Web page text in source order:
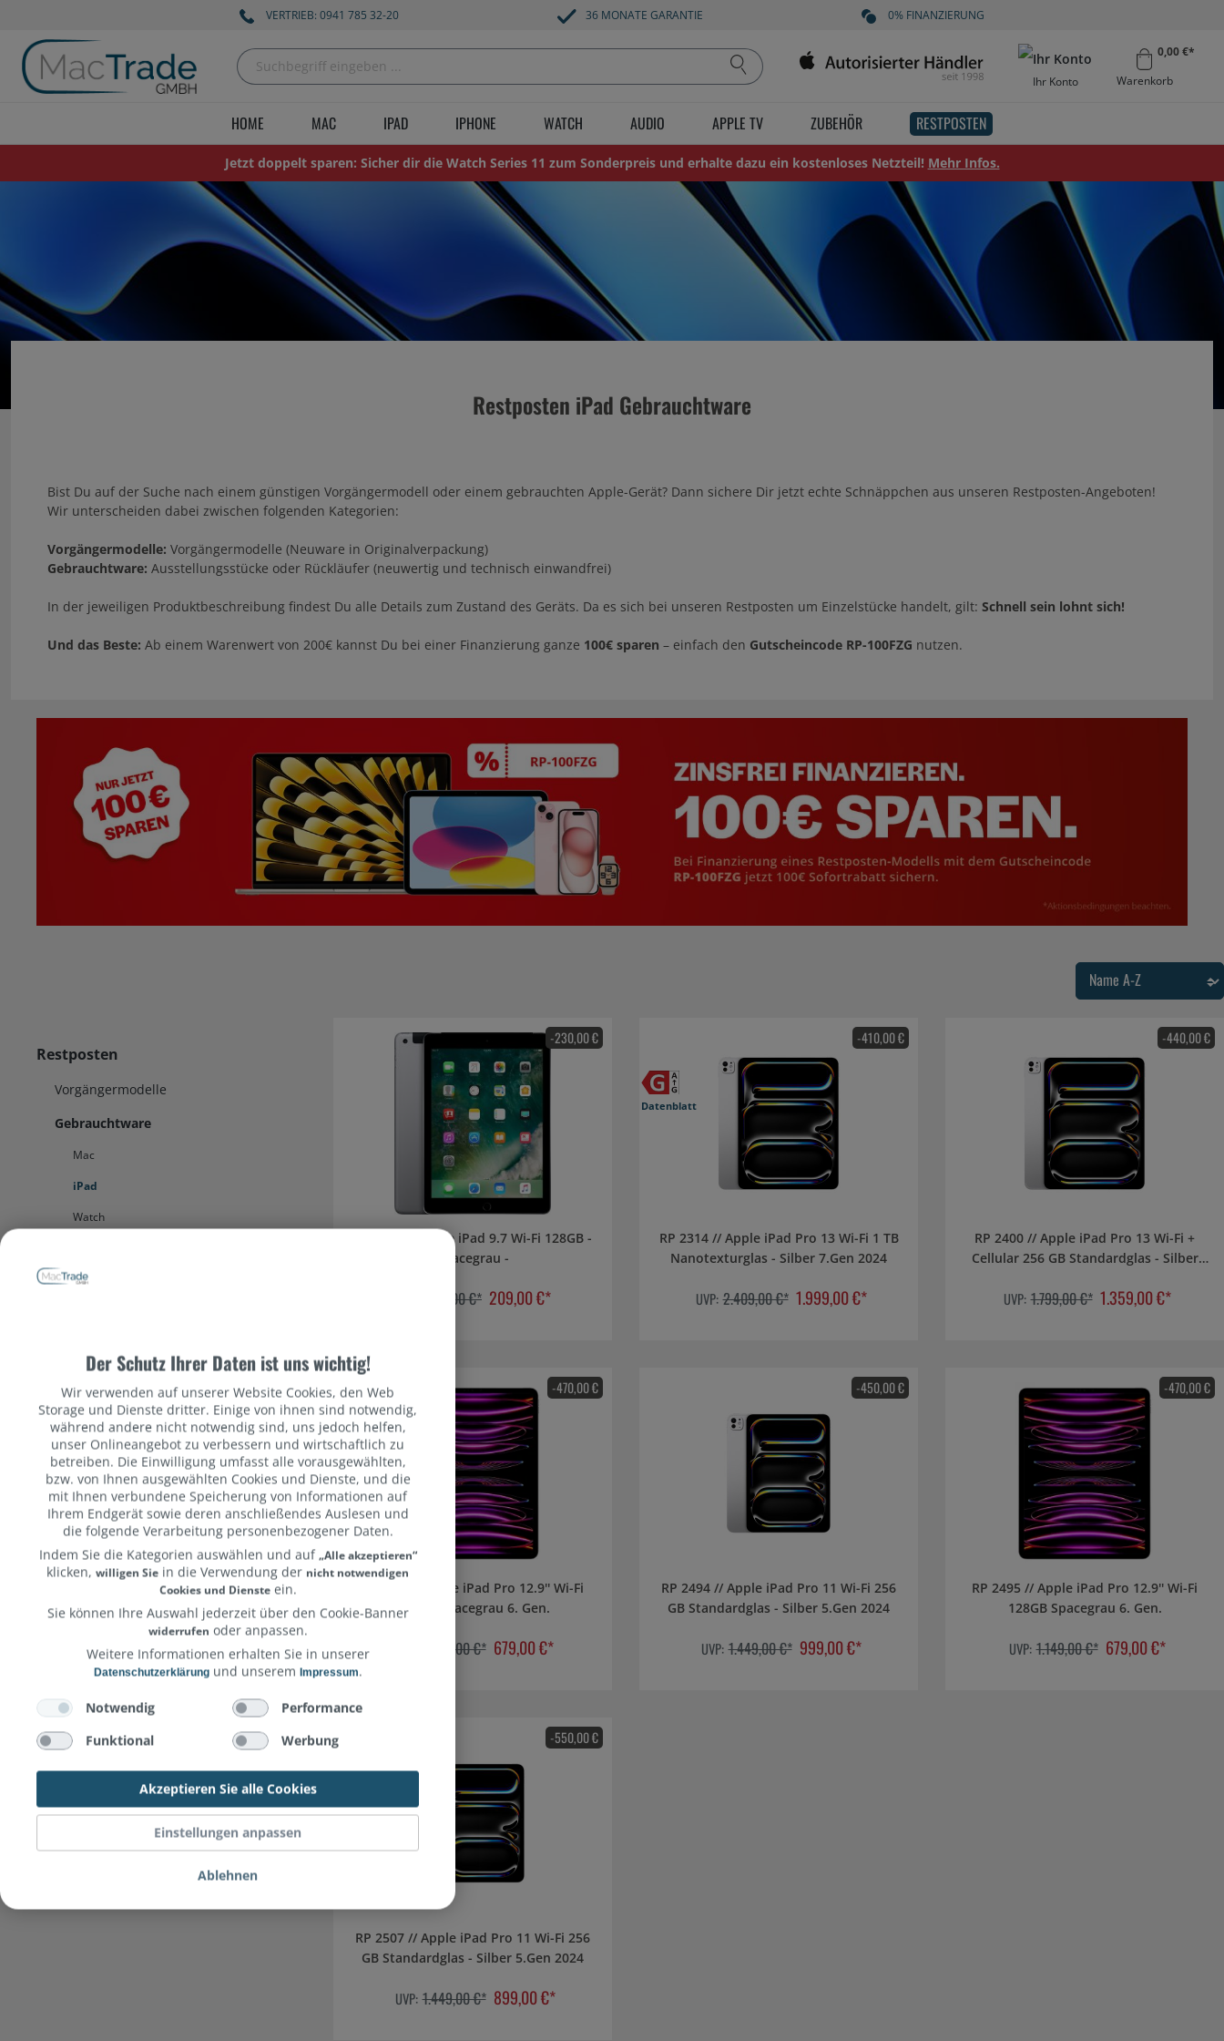
VERTRIEB: 0941 785 32-20 36 MONATE GARANTIE 0% FINANZIERUNG
Ihr Konto Warenkorb
0,00 €*
HOME MAC IPAD IPHONE WATCH AUDIO APPLE TV ZUBEHÖR RESTPOSTEN
Jetzt doppelt sparen: Sicher dir die Watch Series 11 zum Sonderpreis und erhalte dazu ein kostenloses Netzteil! Mehr Infos.
Restposten iPad Gebrauchtware
Bist Du auf der Suche nach einem günstigen Vorgängermodell oder einem gebrauchten Apple-Gerät? Dann sichere Dir jetzt echte Schnäppchen aus unseren Restposten-Angeboten!
Wir unterscheiden dabei zwischen folgenden Kategorien:
Vorgängermodelle: Vorgängermodelle (Neuware in Originalverpackung)
Gebrauchtware: Ausstellungsstücke oder Rückläufer (neuwertig und technisch einwandfrei)
In der jeweiligen Produktbeschreibung findest Du alle Details zum Zustand des Geräts. Da es sich bei unseren Restposten um Einzelstücke handelt, gilt: Schnell sein lohnt sich!
Und das Beste: Ab einem Warenwert von 200€ kannst Du bei einer Finanzierung ganze 100€ sparen – einfach den Gutscheincode RP-100FZG nutzen.
Restposten
Vorgängermodelle
Gebrauchtware
Mac
iPad
Watch
Zubehör
Preis
-230,00 €
Spacegrau -
439,00 €* 209,00 €*
-410,00 €
Datenblatt
RP 2314 // Apple iPad Pro 13 Wi-Fi 1 TB
Nanotexturglas - Silber 7.Gen 2024
UVP: 2.409,00 €* 1.999,00 €*
-440,00 €
RP 2400 // Apple iPad Pro 13 Wi-Fi +
Cellular 256 GB Standardglas - Silber
UVP: 1.799,00 €* 1.359,00 €*
-470,00 €
RP 2493// Apple iPad Pro 12.9'' Wi-Fi
128GB Spacegrau 6. Gen.
1.149,00 €* 679,00 €*
-450,00 €
RP 2494 // Apple iPad Pro 11 Wi-Fi 256
GB Standardglas - Silber 5.Gen 2024
UVP: 1.449,00 €* 999,00 €*
-470,00 €
RP 2495 // Apple iPad Pro 12.9'' Wi-Fi
128GB Spacegrau 6. Gen.
UVP: 1.149,00 €* 679,00 €*
-550,00 €
RP 2507 // Apple iPad Pro 11 Wi-Fi 256
GB Standardglas - Silber 5.Gen 2024
UVP: 1.449,00 €* 899,00 €*
Der Schutz Ihrer Daten ist uns wichtig!
Wir verwenden auf unserer Website Cookies, den Web
Storage und Dienste dritter. Einige von ihnen sind notwendig,
während andere nicht notwendig sind, uns jedoch helfen,
unser Onlineangebot zu verbessern und wirtschaftlich zu
betreiben. Die Einwilligung umfasst alle vorausgewählten,
bzw. von Ihnen ausgewählten Cookies und Dienste, und die
mit Ihnen verbundene Speicherung von Informationen auf
Ihrem Endgerät sowie deren anschließendes Auslesen und
die folgende Verarbeitung personenbezogener Daten.
Indem Sie die Kategorien auswählen und auf „Alle akzeptieren“
klicken, willigen Sie in die Verwendung der nicht notwendigen
Cookies und Diensteein.
Sie können Ihre Auswahl jederzeit über den Cookie-Banner
widerrufen oder anpassen.
Weitere Informationen erhalten Sie in unserer
Datenschutzerklärungund unserem Impressum.
Notwendig
Performance
Funktional
Werbung
Akzeptieren Sie alle Cookies
Einstellungen anpassen
Ablehnen